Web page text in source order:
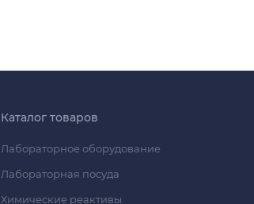
Каталог товаров
Лабораторное оборудование
Лабораторная посуда
Химические реактивы